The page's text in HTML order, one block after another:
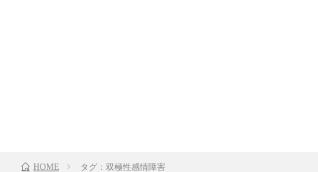
HOME タグ：双極性感情障害